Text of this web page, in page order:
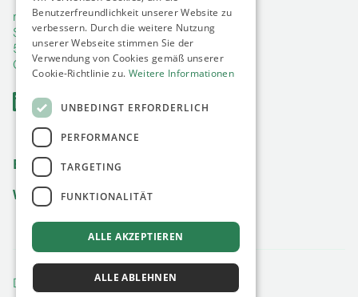
minimum energy GmbH
Siebengebirgsallee 60
50939 Köln
Germany
Glossar
FAQs
Blog
Whitepaper Neu
Datenschutz
Benutzerfreundlichkeit unserer Website zu
verbessern. Durch die weitere Nutzung
unserer Webseite stimmen Sie der
Verwendung von Cookies gemäß unserer
Cookie-Richtlinie zu. Weitere Informationen
UNBEDINGT ERFORDERLICH
PERFORMANCE
TARGETING
FUNKTIONALITÄT
ALLE AKZEPTIEREN
ALLE ABLEHNEN